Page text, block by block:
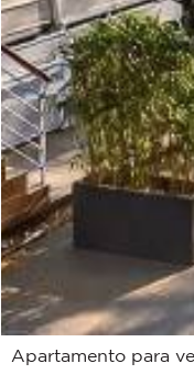
Apartamento para